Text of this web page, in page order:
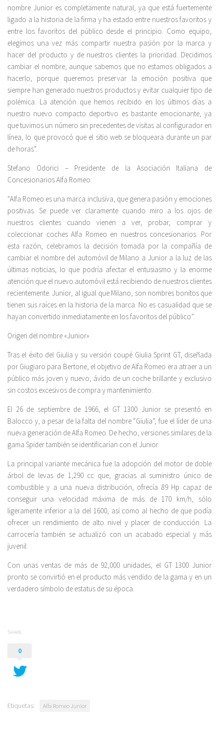
nombre Junior es completamente natural, ya que está fuertemente
ligado a la historia de la firma y ha estado entre nuestros favoritos y
entre los favoritos del público desde el principio. Como equipo,
elegimos una vez más compartir nuestra pasión por la marca y
hacer del producto y de nuestros clientes la prioridad. Decidimos
cambiar el nombre, aunque sabemos que no estamos obligados a
hacerlo, porque queremos preservar la emoción positiva que
siempre han generado nuestros productos y evitar cualquier tipo de
polémica. La atención que hemos recibido en los últimos días a
nuestro nuevo compacto deportivo es bastante emocionante, ya
que tuvimos un número sin precedentes de visitas al configurador en
línea, lo que provocó que el sitio web se bloqueara durante un par
de horas”.
Stefano Odorici – Presidente de la Asociación Italiana de
Concesionarios Alfa Romeo:
“Alfa Romeo es una marca inclusiva, que genera pasión y emociones
positivas. Se puede ver claramente cuando miro a los ojos de
nuestros clientes cuando vienen a ver, probar, comprar y
coleccionar coches Alfa Romeo en nuestros concesionarios. Por
esta razón, celebramos la decisión tomada por la compañía de
cambiar el nombre del automóvil de Milano a Junior a la luz de las
últimas noticias, lo que podría afectar el entusiasmo y la enorme
atención que el nuevo automóvil está recibiendo de nuestros clientes
recientemente. Junior, al igual que Milano, son nombres bonitos que
tienen sus raíces en la historia de la marca. No es casualidad que se
hayan convertido inmediatamente en los favoritos del público”.
Origen del nombre «Junior»
Tras el éxito del Giulia y su versión coupé Giulia Sprint GT, diseñada
por Giugiaro para Bertone, el objetivo de Alfa Romeo era atraer a un
público más joven y nuevo, ávido de un coche brillante y exclusivo
sin costos excesivos de compra y mantenimiento.
El 26 de septiembre de 1966, el GT 1300 Junior se presentó en
Balocco y, a pesar de la falta del nombre “Giulia”, fue el líder de una
nueva generación de Alfa Romeo. De hecho, versiones similares de la
gama Spider también se identificarían con el Junior.
La principal variante mecánica fue la adopción del motor de doble
árbol de levas de 1,290 cc que, gracias al suministro único de
combustible y a una nueva distribución, ofrecía 89 Hp capaz de
conseguir una velocidad máxima de más de 170 km/h, sólo
ligeramente inferior a la del 1600, así como al hecho de que podía
ofrecer un rendimiento de alto nivel y placer de conducción. La
carrocería también se actualizó con un acabado especial y más
juvenil.
Con unas ventas de más de 92,000 unidades, el GT 1300 Junior
pronto se convirtió en el producto más vendido de la gama y en un
verdadero símbolo de estatus de su época.
SHARE
0
Etiquetas: Alfa Romeo Junior